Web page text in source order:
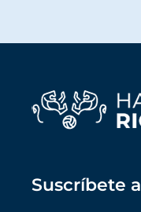
Suscríbete